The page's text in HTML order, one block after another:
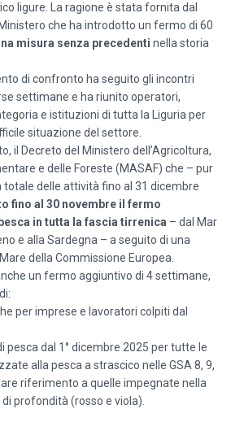
ligure. La ragione è stata fornita dal
che ha introdotto un fermo di 60
misura senza precedenti nella storia
di confronto ha seguito gli incontri
settimane e ha riunito operatori,
e istituzioni di tutta la Liguria per
situazione del settore.
il Decreto del Ministero dell’Agricoltura,
e delle Foreste (MASAF) che – pur
totale delle attività fino al 31 dicembre
fino al 30 novembre il fermo
in tutta la fascia tirrenica – dal Mar
e alla Sardegna – a seguito di una
della Commissione Europea.
un fermo aggiuntivo di 4 settimane,
per imprese e lavoratori colpiti dal
pesca dal 1° dicembre 2025 per tutte le
alla pesca a strascico nelle GSA 8, 9,
riferimento a quelle impegnate nella
profondità (rosso e viola).